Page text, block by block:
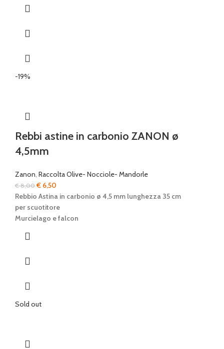
-19%
Rebbi astine in carbonio ZANON ø
4,5mm
Zanon, Raccolta Olive- Nocciole- Mandorle
€8,00Il
prezzo
originale
era:
€ 6,50
prezzo
attuale
è:
Rebbio Astina in carbonio ø 4,5 mm lunghezza 35 cm
per scuotitore
Murcielago e falcon
Sold out